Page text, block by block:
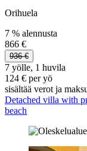
Orihuela
7 % alennusta
866 €
936 €
7 yölle, 1 huvila
124 € per yö
sisältää verot ja
Detached villa with
beach